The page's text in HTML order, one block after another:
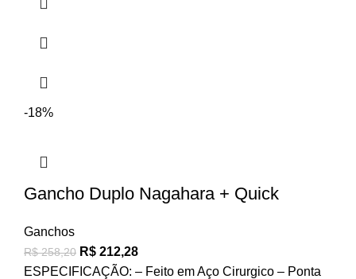
-18%
Gancho Duplo Nagahara + Quick
Ganchos
R$258,20 R$ 212,28
ESPECIFICAÇÃO: – Feito em Aço Cirurgico – Ponta